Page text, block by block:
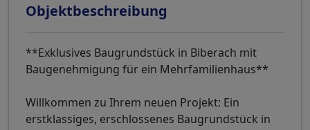
Objektbeschreibung
**Exklusives Baugrundstück in Biberach mit
Baugenehmigung für ein Mehrfamilienhaus**
Willkommen zu Ihrem neuen Projekt: Ein
erstklassiges, erschlossenes Baugrundstück in